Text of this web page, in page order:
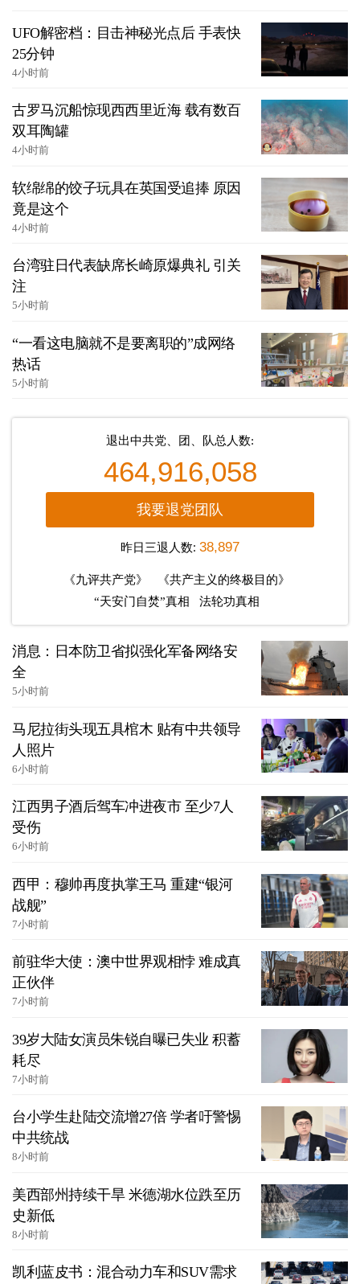
UFO解密档：目击神秘光点后 手表快
25分钟
4小时前
古罗马沉船惊现西西里近海 载有数百
双耳陶罐
4小时前
软绵绵的饺子玩具在英国受追捧 原因
竟是这个
4小时前
台湾驻日代表缺席长崎原爆典礼 引关
注
5小时前
“一看这电脑就不是要离职的”成网络
热话
5小时前
退出中共党、团、队总人数:
464,916,058
我要退党团队
昨日三退人数: 38,897
《九评共产党》
《共产主义的终极目的》
“天安门自焚”真相
法轮功真相
消息：日本防卫省拟强化军备网络安
全
5小时前
马尼拉街头现五具棺木 贴有中共领导
人照片
6小时前
江西男子酒后驾车冲进夜市 至少7人
受伤
6小时前
西甲：穆帅再度执掌王马 重建“银河
战舰”
7小时前
前驻华大使：澳中世界观相悖 难成真
正伙伴
7小时前
39岁大陆女演员朱锐自曝已失业 积蓄
耗尽
7小时前
台小学生赴陆交流增27倍 学者吁警惕
中共统战
8小时前
美西部州持续干旱 米德湖水位跌至历
史新低
8小时前
凯利蓝皮书：混合动力车和SUV需求